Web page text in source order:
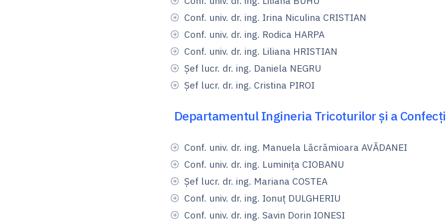
Conf. univ. dr. ing. Irina Niculina CRISTIAN
Conf. univ. dr. ing. Rodica HARPA
Conf. univ. dr. ing. Liliana HRISTIAN
Şef lucr. dr. ing. Daniela NEGRU
Şef lucr. dr. ing. Cristina PIROI
Departamentul Ingineria Tricoturilor și a
Conf. univ. dr. ing. Manuela Lăcrămioara AVĂDANEI
Conf. univ. dr. ing. Luminiţa CIOBANU
Şef lucr. dr. ing. Mariana COSTEA
Conf. univ. dr. ing. Ionuţ DULGHERIU
Conf. univ. dr. ing. Savin Dorin IONESI